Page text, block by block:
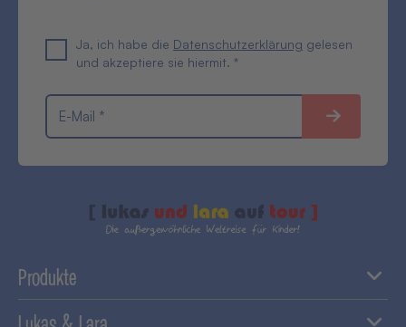
Produkte
E-Mail *
Ja, ich habe die Datenschutzerklärung gelesen
und akzeptiere sie hiermit. *